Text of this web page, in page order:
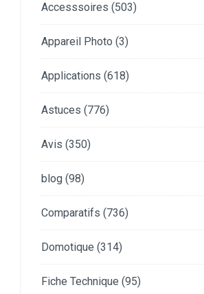
Accesssoires (503)
Appareil Photo (3)
Applications (618)
Astuces (776)
Avis (350)
blog (98)
Comparatifs (736)
Domotique (314)
Fiche Technique (95)